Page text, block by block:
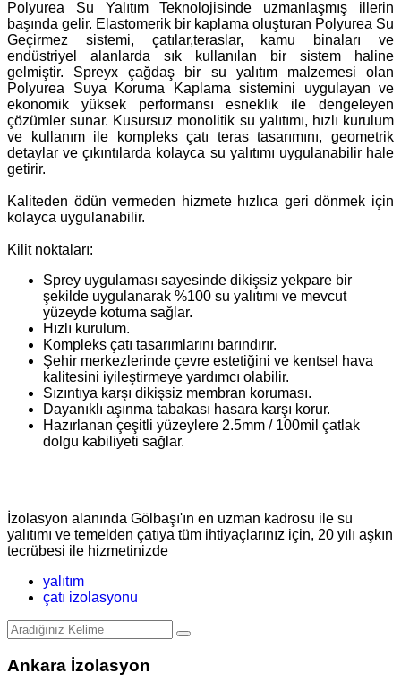
Polyurea Su Yalıtım Teknolojisinde uzmanlaşmış illerin
başında gelir. Elastomerik bir kaplama oluşturan Polyurea Su
Geçirmez sistemi, çatılar,teraslar, kamu binaları ve
endüstriyel alanlarda sık kullanılan bir sistem haline
gelmiştir. Spreyx çağdaş bir su yalıtım malzemesi olan
Polyurea Suya Koruma Kaplama sistemini uygulayan ve
ekonomik yüksek performansı esneklik ile dengeleyen
çözümler sunar. Kusursuz monolitik su yalıtımı, hızlı kurulum
ve kullanım ile kompleks çatı teras tasarımını, geometrik
detaylar ve çıkıntılarda kolayca su yalıtımı uygulanabilir hale
getirir.
Kaliteden ödün vermeden hizmete hızlıca geri dönmek için
kolayca uygulanabilir.
Kilit noktaları:
Sprey uygulaması sayesinde dikişsiz yekpare bir
şekilde uygulanarak %100 su yalıtımı ve mevcut
yüzeyde kotuma sağlar.
Hızlı kurulum.
Kompleks çatı tasarımlarını barındırır.
Şehir merkezlerinde çevre estetiğini ve kentsel hava
kalitesini iyileştirmeye yardımcı olabilir.
Sızıntıya karşı dikişsiz membran koruması.
Dayanıklı aşınma tabakası hasara karşı korur.
Hazırlanan çeşitli yüzeylere 2.5mm / 100mil çatlak
dolgu kabiliyeti sağlar.
İzolasyon alanında Gölbaşı'ın en uzman kadrosu ile su
yalıtımı ve temelden çatıya tüm ihtiyaçlarınız için, 20 yılı aşkın
tecrübesi ile hizmetinizde
yalıtım
çatı izolasyonu
Ankara İzolasyon